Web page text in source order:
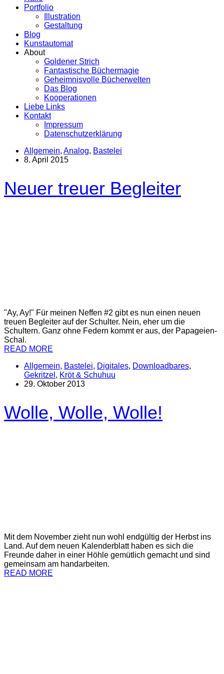
Portfolio
Illustration
Gestaltung
Blog
Kunstautomat
About
Goldener Strich
Fantastische Büchermagie
Geheimnisvolle Bücherwelten
Das Blog
Kooperationen
Liebe Links
Kontakt
Impressum
Datenschutzerklärung
Allgemein, Analog, Bastelei
8. April 2015
Neuer treuer Begleiter
"Ay, Ay!" Für meinen Neffen #2 gibt es nun einen neuen
treuen Begleiter auf der Schulter. Nein, eher um die
Schultern. Ganz ohne Federn kommt er aus, der Papageien-
Schal.
READ MORE
Allgemein, Bastelei, Digitales, Downloadbares,
Gekritzel , Kröt & Schuhuu
29. Oktober 2013
Wolle, Wolle, Wolle!
Mit dem November zieht nun wohl endgültig der Herbst ins
Land. Auf dem neuen Kalenderblatt haben es sich die
Freunde daher in einer Höhle gemütlich gemacht und sind
gemeinsam am handarbeiten.
READ MORE